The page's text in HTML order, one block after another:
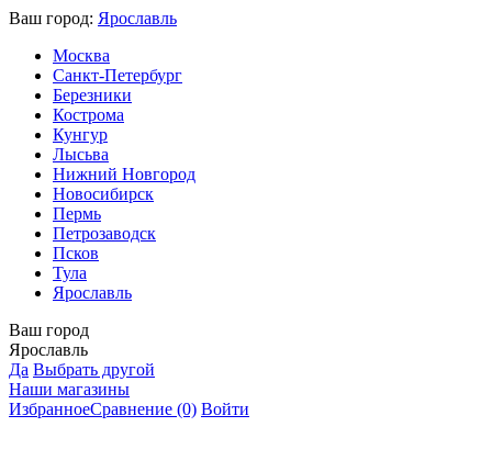
Ваш город: Ярославль
Москва
Санкт-Петербург
Березники
Кострома
Кунгур
Лысьва
Нижний Новгород
Новосибирск
Пермь
Петрозаводск
Псков
Тула
Ярославль
Ваш город
Ярославль
Да Выбрать другой
Наши магазины
ИзбранноеСравнение (0) Войти